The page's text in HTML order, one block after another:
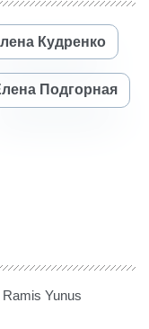
Кудренко
Подгорная
Yunus